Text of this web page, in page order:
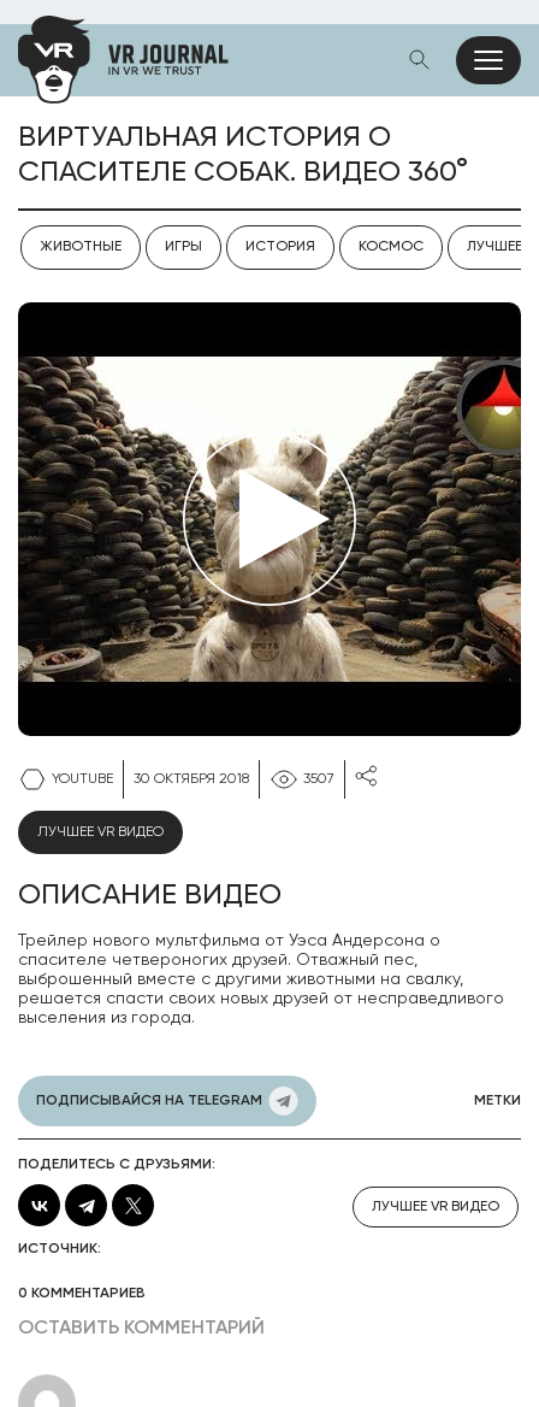
ВИРТУАЛЬНАЯ ИСТОРИЯ О
СПАСИТЕЛЕ СОБАК. ВИДЕО 360°
ЖИВОТНЫЕ ИГРЫ ИСТОРИЯ КОСМОС ЛУЧШЕЕ
ЛУЧШЕЕ VR ВИДЕО
YOUTUBE 30 ОКТЯБРЯ 2018 3507
ОПИСАНИЕ ВИДЕО
Трейлер нового мультфильма от Уэса Андерсона о
спасителе четвероногих друзей. Отважный пес,
выброшенный вместе с другими животными на свалку,
решается спасти своих новых друзей от несправедливого
выселения из города.
ПОДПИСЫВАЙСЯ НА TELEGRAM МЕТКИ
ПОДЕЛИТЕСЬ С ДРУЗЬЯМИ:
ЛУЧШЕЕ VR ВИДЕО
ИСТОЧНИК:
0 КОММЕНТАРИЕВ
ОСТАВИТЬ КОММЕНТАРИЙ